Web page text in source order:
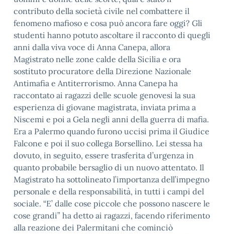
contributo della società civile nel combattere il
fenomeno mafioso e cosa può ancora fare oggi? Gli
studenti hanno potuto ascoltare il racconto di quegli
anni dalla viva voce di Anna Canepa, allora
Magistrato nelle zone calde della Sicilia e ora
sostituto procuratore della Direzione Nazionale
Antimafia e Antiterrorismo. Anna Canepa ha
raccontato ai ragazzi delle scuole genovesi la sua
esperienza di giovane magistrata, inviata prima a
Niscemi e poi a Gela negli anni della guerra di mafia.
Era a Palermo quando furono uccisi prima il Giudice
Falcone e poi il suo collega Borsellino. Lei stessa ha
dovuto, in seguito, essere trasferita d’urgenza in
quanto probabile bersaglio di un nuovo attentato. Il
Magistrato ha sottolineato l’importanza dell’impegno
personale e della responsabilità, in tutti i campi del
sociale. “E’ dalle cose piccole che possono nascere le
cose grandi” ha detto ai ragazzi, facendo riferimento
alla reazione dei Palermitani che cominciò